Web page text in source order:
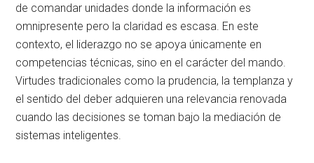
de comandar unidades donde la información es
omnipresente pero la claridad es escasa . En este
contexto, el liderazgo no se apoya únicamente en
competencias técnicas, sino en el carácter del mando
Virtudes tradicionales como la prudencia, la templanza y
el sentido del deber adquieren una relevancia renovada
cuando las decisiones se toman bajo la mediación de
sistemas inteligentes